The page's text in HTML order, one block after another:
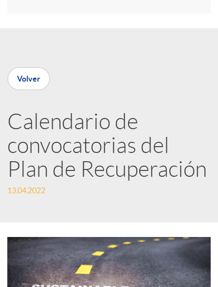
n
R
e
d
s
S
Volver
Calendario de
convocatorias del
Plan de Recuperación
13.04.2022